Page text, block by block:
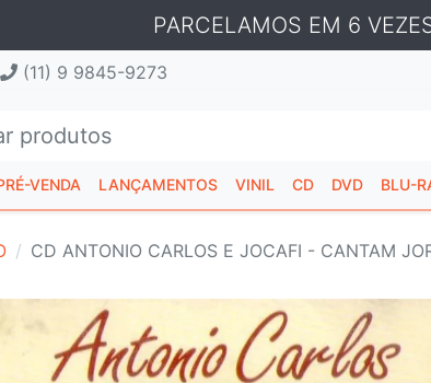
PARCELAMOS EM 6
(11) 9 9845-9273
VENDA LANÇAMENTOS VINIL CD DVD BLU-
CD ANTONIO CARLOS E JOCAFI - CANTAM